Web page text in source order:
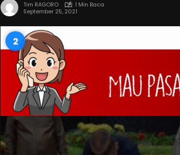
Tim RAGORO
1 Min Baca
September 25, 2021
1